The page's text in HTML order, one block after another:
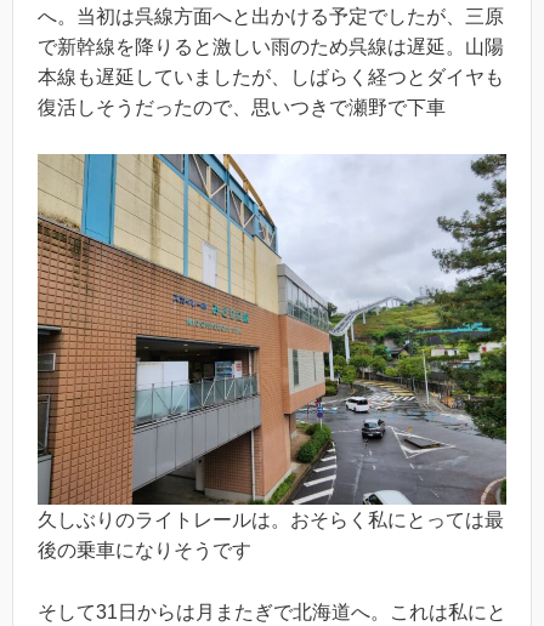
へ。当初は呉線方面へと出かける予定でしたが、三原
で新幹線を降りると激しい雨のため呉線は遅延。山陽
本線も遅延していましたが、しばらく経つとダイヤも
復活しそうだったので、思いつきで瀬野で下車
久しぶりのライトレールは。おそらく私にとっては最
後の乗車になりそうです
そして31日からは月またぎで北海道へ。これは私にと